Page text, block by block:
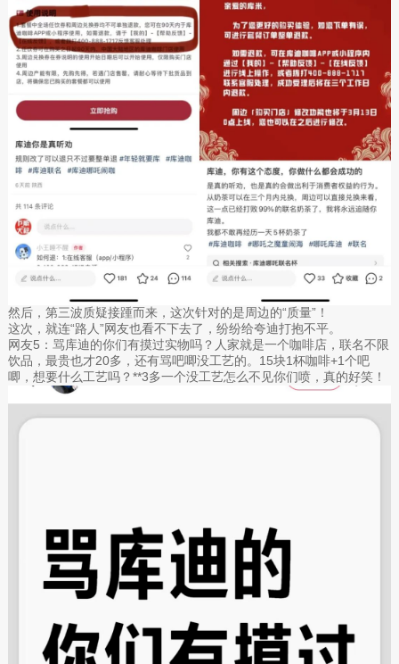
然后，第三波质疑接踵而来，这次针对的是周边的“质量”！
这次，就连“路人”网友也看不下去了，纷纷给夸迪打抱不平。
网友5：骂库迪的你们有摸过实物吗？人家就是一个咖啡店，联名不限
饮品，最贵也才20多，还有骂吧唧没工艺的。15块1杯咖啡+1个吧
唧，想要什么工艺吗？**3多一个没工艺怎么不见你们喷，真的好笑！